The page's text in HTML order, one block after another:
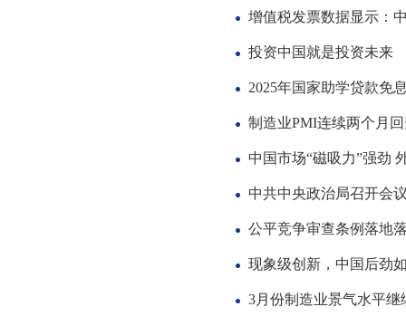
增值税发票数据显示：
投资中国就是投资未来
2025年国家助学贷款免
制造业PMI连续两个月
中国市场“磁吸力”强劲
中共中央政治局召开会
公平竞争审查条例落地
现象级创新，中国后劲
3月份制造业景气水平继